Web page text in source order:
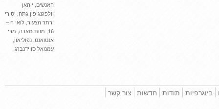
האנשים,יוהאן
וולפגנג פון גתה ,יסורי
ורתר הצעיר,לואי ה –
מוות מארה,מרי
אנטואנט,נפוליאון,
עמנואל סווידנברג
תודות חדשות צור קשר